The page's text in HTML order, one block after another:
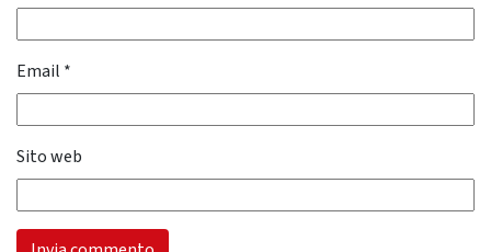
Email *
Sito web